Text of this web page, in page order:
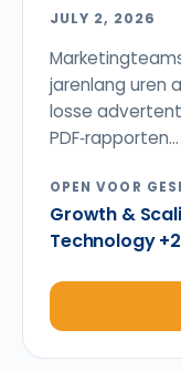
JULY 2, 2026
jarenlang uren
losse
PDF‑rapporten...
OPEN VOOR
Growth &
Technology +2